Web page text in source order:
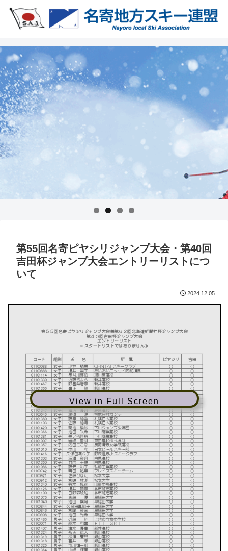
第55回名寄ピヤシリジャンプ大会・第40回
吉田杯ジャンプ大会エントリーリストにつ
いて
2024.12.05
View in Full Screen